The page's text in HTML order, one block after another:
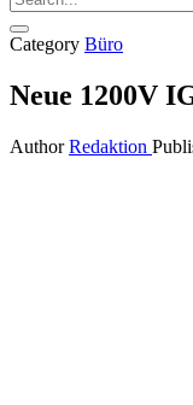
Category Büro
Neue 1200V
Author Redaktion